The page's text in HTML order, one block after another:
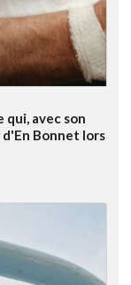
qui, avec son
d'En Bonnet lors